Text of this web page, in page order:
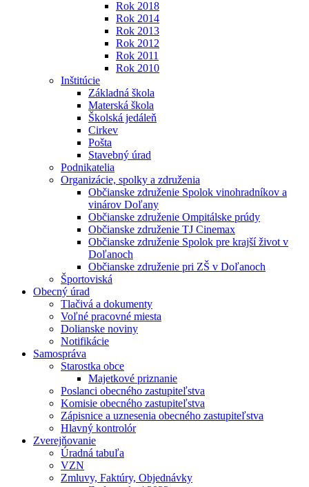
Rok 2018
Rok 2014
Rok 2013
Rok 2012
Rok 2011
Rok 2010
Inštitúcie
Základná škola
Materská škola
Školská jedáleň
Cirkev
Pošta
Stavebný úrad
Podnikatelia
Organizácie, spolky a združenia
Občianske združenie Spolok vinohradníkov a
vinárov Doľany
Občianske združenie Ompitálske prúdy
Občianske združenie TJ Cinemax
Občianske združenie Spolok pre krajší život v
Doľanoch
Občianske združenie pri ZŠ v Doľanoch
Športoviská
Obecný úrad
Tlačivá a dokumenty
Voľné pracovné miesta
Dolianske noviny
Notifikácie
Samospráva
Starostka obce
Majetkové priznanie
Poslanci obecného zastupiteľstva
Komisie obecného zastupiteľstva
Zápisnice a uznesenia obecného zastupiteľstva
Hlavný kontrolór
Zverejňovanie
Úradná tabuľa
VZN
Zmluvy, Faktúry, Objednávky